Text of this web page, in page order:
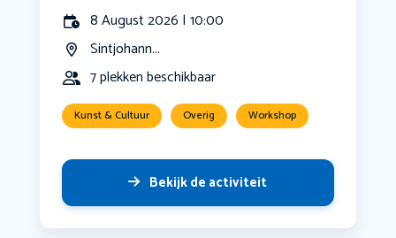
8 August 2026 | 10:00
Sintjohann...
7 plekken beschikbaar
Kunst & Cultuur Overig Workshop
Bekijk de activiteit